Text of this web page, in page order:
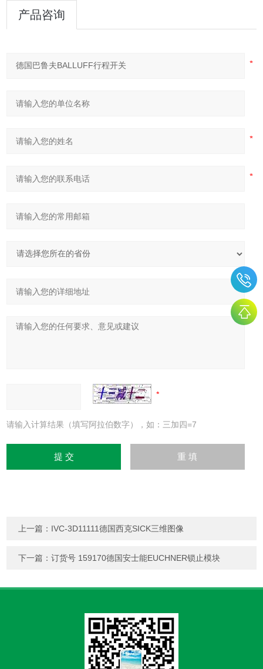
产品咨询
请输入计算结果（填写阿拉伯数字），如：三加四=7
上一篇： IVC-3D11111德国西克SICK三维图像
下一篇：订货号 159170德国安士能EUCHNER锁止模块